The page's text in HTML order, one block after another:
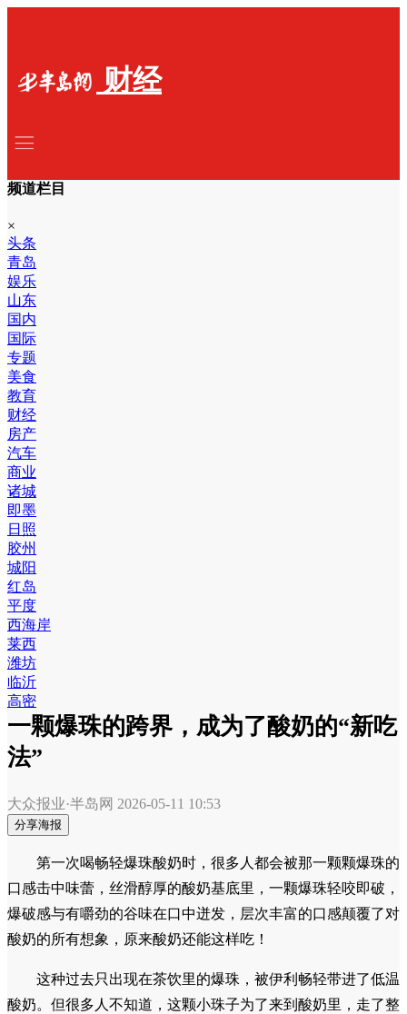
财经
频道栏目
×
头条
青岛
娱乐
山东
国内
国际
专题
美食
教育
财经
房产
汽车
商业
诸城
即墨
日照
胶州
城阳
红岛
平度
西海岸
莱西
潍坊
临沂
高密
一颗爆珠的跨界，成为了酸奶的“新吃
法”
大众报业·半岛网 2026-05-11 10:53
分享海报
第一次喝畅轻爆珠酸奶时，很多人都会被那一颗颗爆珠的
口感击中味蕾，丝滑醇厚的酸奶基底里，一颗爆珠轻咬即破，
爆破感与有嚼劲的谷味在口中迸发，层次丰富的口感颠覆了对
酸奶的所有想象，原来酸奶还能这样吃！
这种过去只出现在茶饮里的爆珠，被伊利畅轻带进了低温
酸奶。但很多人不知道，这颗小珠子为了来到酸奶里，走了整